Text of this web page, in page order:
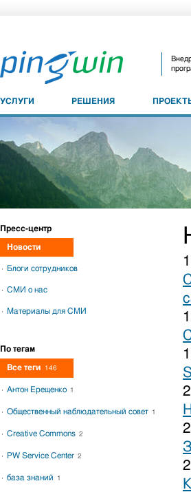
УСЛУГИ РЕШЕНИЯ
Пресс-центр
Новости
Блоги сотрудников
СМИ о нас
Материалы для СМИ
По тегам
Все теги 146
Антон Ерещенко 1
Общественный наблюдательный совет 1
Creative Commons 2
PW Service Center 2
база знаний 1